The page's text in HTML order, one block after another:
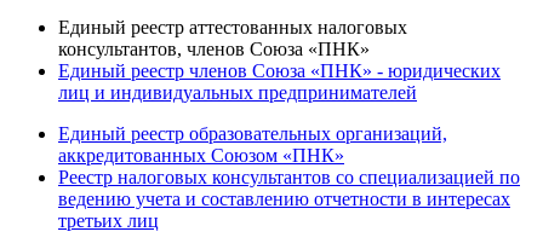
Единый реестр аттестованных налоговых
консультантов, членов Союза «ПНК»
Единый реестр членов Союза «ПНК» - юридических
лиц и индивидуальных предпринимателей
Единый реестр образовательных организаций,
аккредитованных Союзом «ПНК»
Реестр налоговых консультантов со специализацией по
ведению учета и составлению отчетности в интересах
третьих лиц